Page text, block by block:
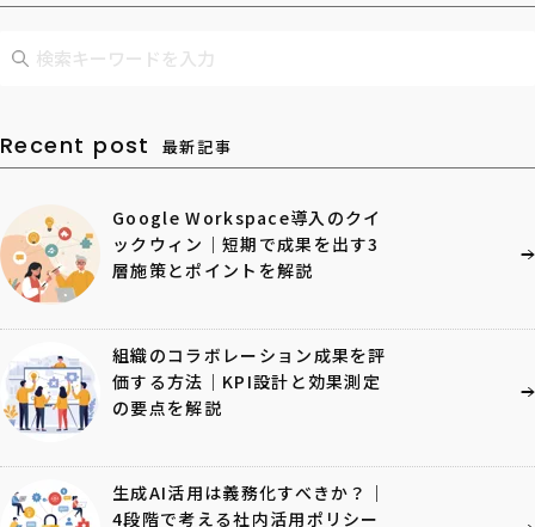
Recent post 最新記事
Google Workspace導入のクイ
ックウィン｜短期で成果を出す3
層施策とポイントを解説
組織のコラボレーション成果を評
価する方法｜KPI設計と効果測定
の要点を解説
生成AI活用は義務化すべきか？｜
4段階で考える社内活用ポリシー